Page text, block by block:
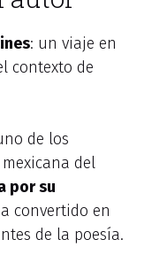
: un viaje en
contexto de
de los
del
por su
convertido en
de la poesía.